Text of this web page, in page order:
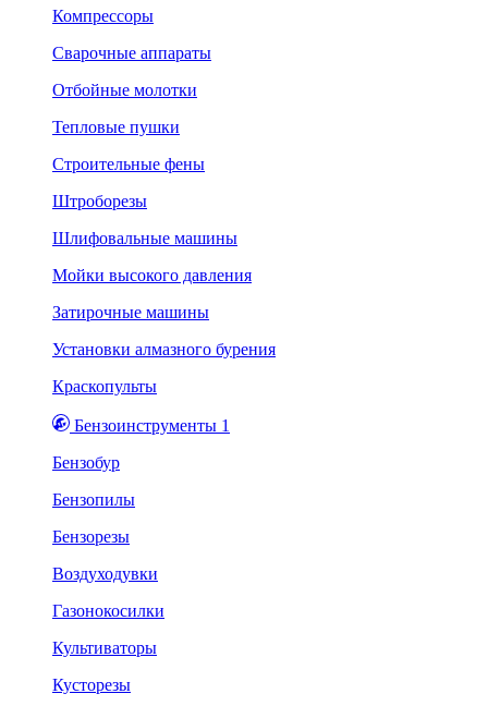
Компрессоры
Сварочные аппараты
Отбойные молотки
Тепловые пушки
Строительные фены
Штроборезы
Шлифовальные машины
Мойки высокого давления
Затирочные машины
Установки алмазного бурения
Краскопульты
Бензоинструменты 1
Бензобур
Бензопилы
Бензорезы
Воздуходувки
Газонокосилки
Культиваторы
Кусторезы